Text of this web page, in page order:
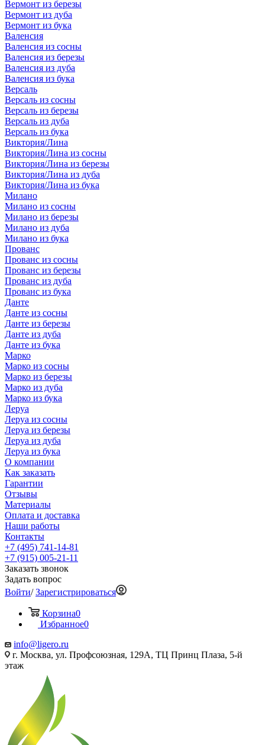
Вермонт из березы
Вермонт из дуба
Вермонт из бука
Валенсия
Валенсия из сосны
Валенсия из березы
Валенсия из дуба
Валенсия из бука
Версаль
Версаль из сосны
Версаль из березы
Версаль из дуба
Версаль из бука
Виктория/Лина
Виктория/Лина из сосны
Виктория/Лина из березы
Виктория/Лина из дуба
Виктория/Лина из бука
Милано
Милано из сосны
Милано из березы
Милано из дуба
Милано из бука
Прованс
Прованс из сосны
Прованс из березы
Прованс из дуба
Прованс из бука
Данте
Данте из сосны
Данте из березы
Данте из дуба
Данте из бука
Марко
Марко из сосны
Марко из березы
Марко из дуба
Марко из бука
Леруа
Леруа из сосны
Леруа из березы
Леруа из дуба
Леруа из бука
О компании
Как заказать
Гарантии
Отзывы
Материалы
Оплата и доставка
Наши работы
Контакты
+7 (495) 741-14-81
+7 (915) 005-21-11
Заказать звонок
Задать вопрос
Войти/Зарегистрироваться
Корзина0
Избранное0
info@ligero.ru
г. Москва, ул. Профсоюзная, 129А, ТЦ Принц Плаза, 5-й
этаж